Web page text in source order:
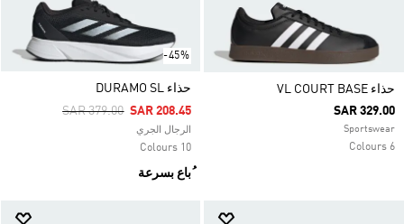
حذاء VL COURT BASE
SAR 329.00
Sportswear
6 Colours
-45%
حذاء DURAMO SL
Price Reduced From
SAR 379.00ToSAR 208.45
الرجال الجري
10 Colours
ُباع بسرعة